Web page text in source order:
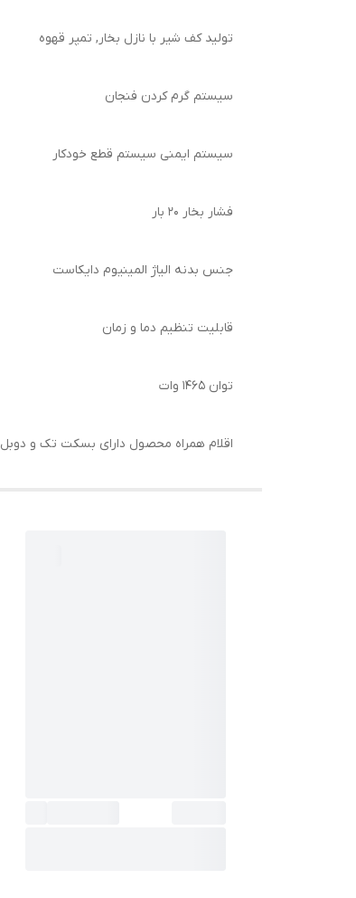
تولید کف شیر با نازل بخار, تمپر قهوه
سیستم گرم کردن فنجان
سیستم ایمنی سیستم قطع خودکار
فشار بخار 20 بار
جنس بدنه الیاژ المینیوم دایکاست
قابلیت تنظیم دما و زمان
توان 1465 وات
اقلام همراه محصول دارای بسکت تک و دوبل